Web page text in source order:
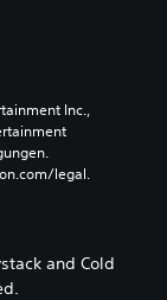
Inc.,
legal.
and Cold